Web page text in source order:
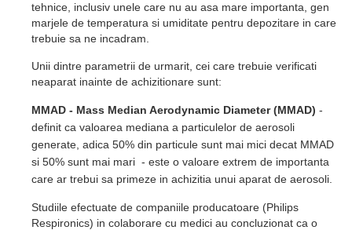
tehnice, inclusiv unele care nu au asa mare importanta, gen
marjele de temperatura si umiditate pentru depozitare in care
trebuie sa ne incadram.
Unii dintre parametrii de urmarit, cei care trebuie verificati
neaparat inainte de achizitionare sunt:
MMAD - Mass Median Aerodynamic Diameter (MMAD) -
definit ca valoarea mediana a particulelor de aerosoli
generate, adica 50% din particule sunt mai mici decat MMAD
si 50% sunt mai mari - este o valoare extrem de importanta
care ar trebui sa primeze in achizitia unui aparat de aerosoli.
Studiile efectuate de companiile producatoare (Philips
Respironics) in colaborare cu medici au concluzionat ca o